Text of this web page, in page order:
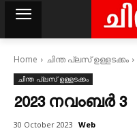
Home ചിന്ത പ്ലസ് ഉള്ളടക്കം
ചിന്ത പ്ലസ് ഉള്ളടക്കം
2023 നവംബർ 3
30 October 2023 Web